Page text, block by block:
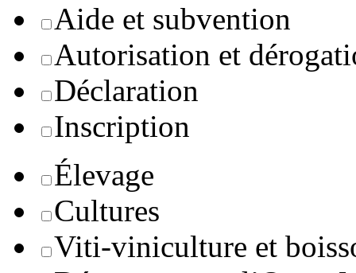
Aide et subvention
Autorisation et
Déclaration
Inscription
Élevage
Cultures
Viti-viniculture et